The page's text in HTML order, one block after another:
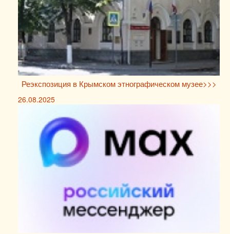
Реэкспозиция в Крымском этнографическом музее>>>
26.08.2025